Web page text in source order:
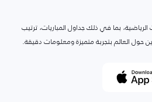
بما في ذلك جداول المباريات، ترتيب
حول العالم بتجربة متميزة ومعلومات دقيقة.